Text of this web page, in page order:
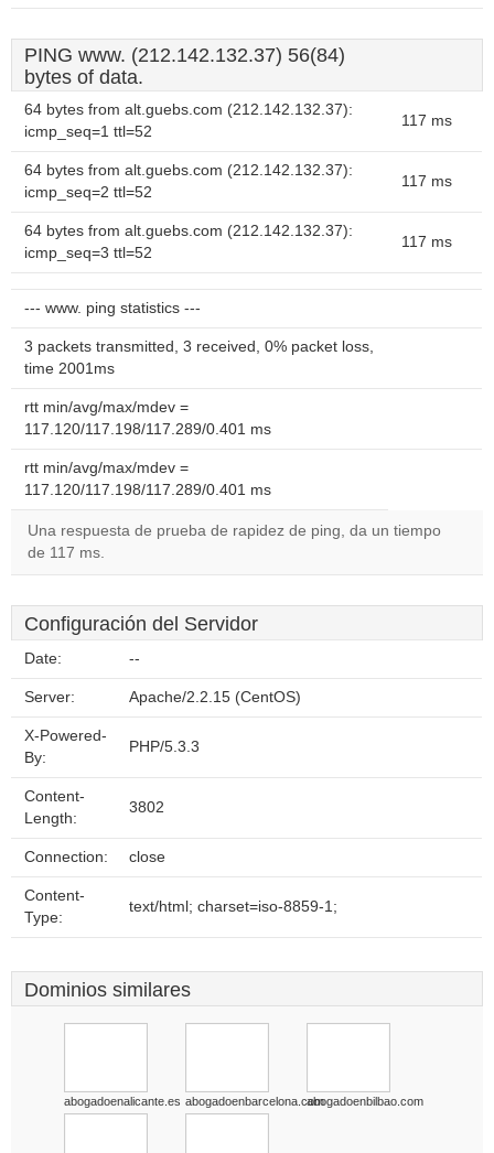
PING www. (212.142.132.37) 56(84)
bytes of data.
64 bytes from alt.guebs.com (212.142.132.37):
icmp_seq=1 ttl=52
117 ms
64 bytes from alt.guebs.com (212.142.132.37):
icmp_seq=2 ttl=52
117 ms
64 bytes from alt.guebs.com (212.142.132.37):
icmp_seq=3 ttl=52
117 ms
--- www. ping statistics ---
3 packets transmitted, 3 received, 0% packet loss,
time 2001ms
rtt min/avg/max/mdev =
117.120/117.198/117.289/0.401 ms
rtt min/avg/max/mdev =
117.120/117.198/117.289/0.401 ms
Una respuesta de prueba de rapidez de ping, da un tiempo
de 117 ms.
Configuración del Servidor
Date: --
Server: Apache/2.2.15 (CentOS)
X-Powered-
By:
PHP/5.3.3
Content-
Length:
3802
Connection: close
Content-
Type:
text/html; charset=iso-8859-1;
Dominios similares
abogadoenalicante.es abogadoenbarcelona.comabogadoenbilbao.com